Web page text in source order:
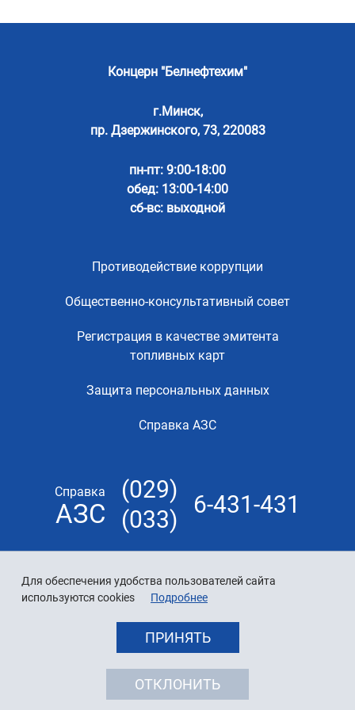
Для обеспечения удобства пользователей сайта
используются cookies
Подробнее
ПРИНЯТЬ
ОТКЛОНИТЬ
Концерн "Белнефтехим"
г.Минск,
пр. Дзержинского, 73, 220083
пн-пт: 9:00-18:00
обед: 13:00-14:00
сб-вс: выходной
Противодействие коррупции
Общественно-консультативный совет
Регистрация в качестве эмитента
топливных карт
Защита персональных данных
Справка АЗС
Справка
АЗС
(029)
(033)
6-431-431
© 2026 «Белнефтехим»